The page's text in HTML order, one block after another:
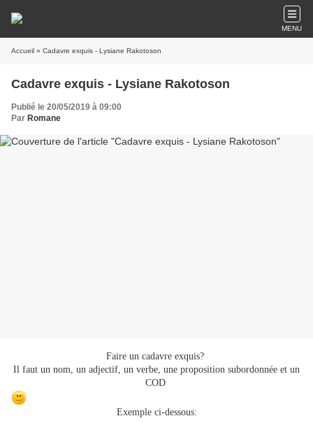
MENU
Accueil » Cadavre exquis - Lysiane Rakotoson
Cadavre exquis - Lysiane Rakotoson
Publié le 20/05/2019 à 09:00
Par Romane
Faire un cadavre exquis?
Il faut un nom, un adjectif, un verbe, une proposition subordonnée et un
COD
Exemple ci-dessous: